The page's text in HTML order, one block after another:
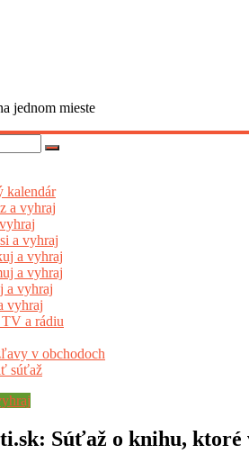
jednom mieste
kalendár
a vyhraj
a vyhraj
a vyhraj
a vyhraj
a vyhraj
vyhraj
a rádiu
v obchodoch
súťaž
Súťaž o knihu, ktoré